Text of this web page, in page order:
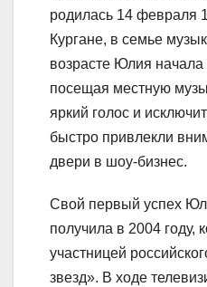
родилась 14 февраля
Кургане, в семье
возрасте Юлия
посещая местную
яркий голос и
быстро привлекли
двери в шоу-бизнес.
Свой первый успех
получила в 2004 году,
участницей
звезд». В ходе